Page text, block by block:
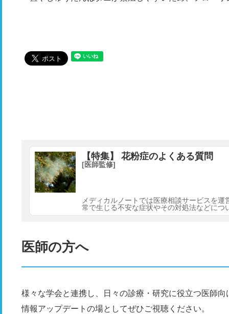
【特集】 花粉症のよくある質問
[医師監修]
メディカルノートでは医療相談サービスを
常で生じる不安な症状やその対処法などにつ
医師の方へ
様々な学会と連携し、日々の診療・研究に役立つ医師
情報アップデートの場としてぜひご視聴ください。